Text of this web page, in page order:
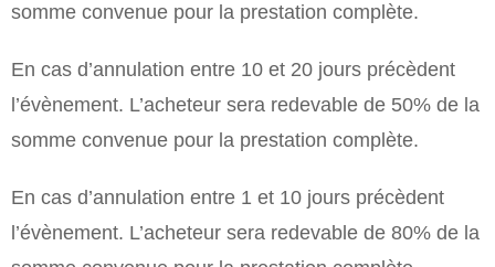
somme convenue pour la prestation complète.
En cas d’annulation entre 10 et 20 jours précèdent
l’évènement. L’acheteur sera redevable de 50% de la
somme convenue pour la prestation complète.
En cas d’annulation entre 1 et 10 jours précèdent
l’évènement. L’acheteur sera redevable de 80% de la